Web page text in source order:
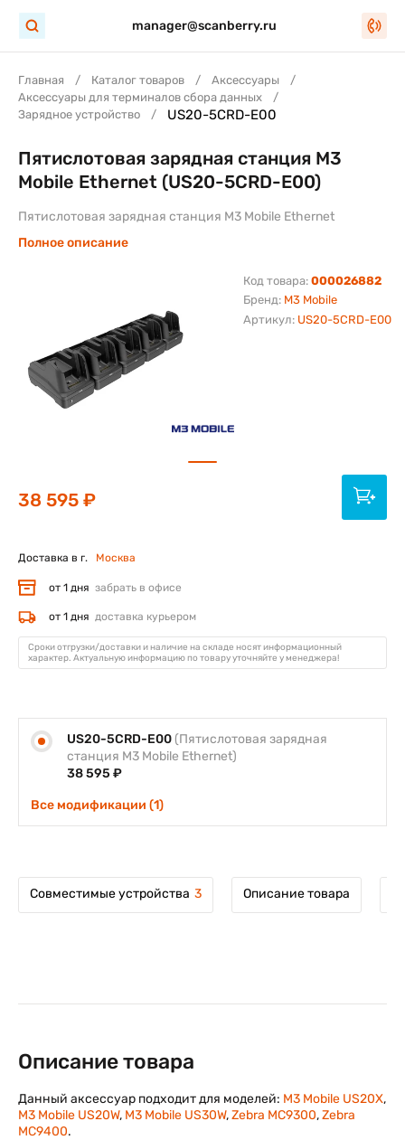
manager@scanberry.ru
Главная Каталог товаров
Аксессуары
Аксессуары для терминалов сбора данных
Зарядное устройство
US20-5CRD-E00
Бренд: M3 Mobile
Код товара: 000026882
Артикул: US20-5CRD-E00
Пятислотовая зарядная станция M3
Mobile Ethernet (US20-5CRD-E00)
Пятислотовая зарядная станция M3 Mobile Ethernet
Полное описание
US20-5CRD-E00 (Пятислотовая зарядная
станция M3 Mobile Ethernet)
38 595 ₽
Все модификации (1)
38 595 ₽
Доставка в г. Москва
от 1 дня забрать в офисе
от 1 дня доставка курьером
Сроки отгрузки/доставки и наличие на складе носят информационный
характер. Актуальную информацию по товару уточняйте у менеджера!
Совместимые устройства 3 Описание товара
Описание товара
Данный аксессуар подходит для моделей: M3 Mobile US20X,
M3 Mobile US20W, M3 Mobile US30W,Zebra MC9300,Zebra
MC9400.